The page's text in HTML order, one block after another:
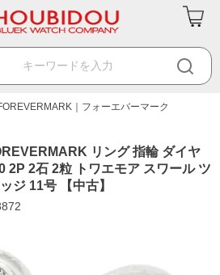
｜フォーエバーマーク
リング 指輪 ダイヤ
2P 2石 2粒 トワエモア スワール ツ
ジ 11号 【中古】